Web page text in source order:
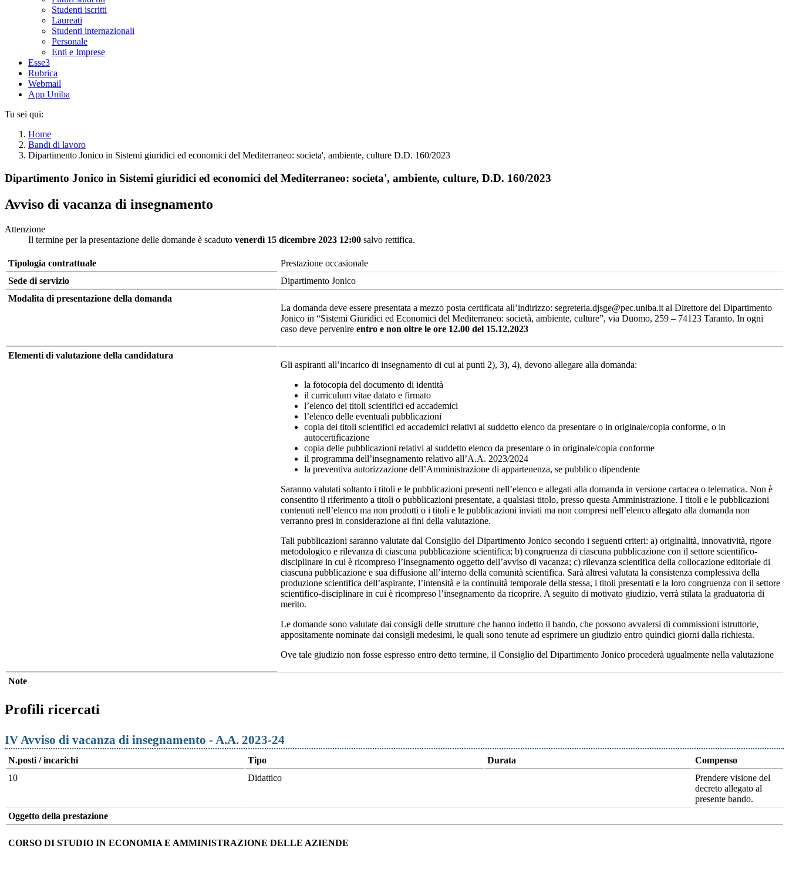
Studenti iscritti
Laureati
Studenti internazionali
Personale
Enti e Imprese
Esse3
Rubrica
Webmail
App Uniba
Tu sei qui:
Home
Bandi di lavoro
Dipartimento Jonico in Sistemi giuridici ed economici del Mediterraneo: societa', ambiente, culture D.D. 160/2023
Dipartimento Jonico in Sistemi giuridici ed economici del Mediterraneo: societa', ambiente, culture, D.D. 160/2023
Avviso di vacanza di insegnamento
Attenzione
Il termine per la presentazione delle domande è scaduto venerdì 15 dicembre 2023 12:00 salvo rettifica.
Tipologia contrattuale
Prestazione occasionale
Sede di servizio
Dipartimento Jonico
Modalita di presentazione della domanda
La domanda deve essere presentata a mezzo posta certificata all’indirizzo: segreteria.djsge@pec.uniba.it al Direttore del Dipartimento
Jonico in “Sistemi Giuridici ed Economici del Mediterraneo: società, ambiente, culture”, via Duomo, 259 – 74123 Taranto. In ogni
caso deve pervenire entro e non oltre le ore 12.00 del 15.12.2023
Elementi di valutazione della candidatura
Gli aspiranti all’incarico di insegnamento di cui ai punti 2), 3), 4), devono allegare alla domanda:
la fotocopia del documento di identità
il curriculum vitae datato e firmato
l’elenco dei titoli scientifici ed accademici
l’elenco delle eventuali pubblicazioni
copia dei titoli scientifici ed accademici relativi al suddetto elenco da presentare o in originale/copia conforme, o in
autocertificazione
copia delle pubblicazioni relativi al suddetto elenco da presentare o in originale/copia conforme
il programma dell’insegnamento relativo all’A.A. 2023/2024
la preventiva autorizzazione dell’Amministrazione di appartenenza, se pubblico dipendente
Saranno valutati soltanto i titoli e le pubblicazioni presenti nell’elenco e allegati alla domanda in versione cartacea o telematica. Non è
consentito il riferimento a titoli o pubblicazioni presentate, a qualsiasi titolo, presso questa Amministrazione. I titoli e le pubblicazioni
contenuti nell’elenco ma non prodotti o i titoli e le pubblicazioni inviati ma non compresi nell’elenco allegato alla domanda non
verranno presi in considerazione ai fini della valutazione.
Tali pubblicazioni saranno valutate dal Consiglio del Dipartimento Jonico secondo i seguenti criteri: a) originalità, innovatività, rigore
metodologico e rilevanza di ciascuna pubblicazione scientifica; b) congruenza di ciascuna pubblicazione con il settore scientifico-
disciplinare in cui è ricompreso l’insegnamento oggetto dell’avviso di vacanza; c) rilevanza scientifica della collocazione editoriale di
ciascuna pubblicazione e sua diffusione all’interno della comunità scientifica. Sarà altresì valutata la consistenza complessiva della
produzione scientifica dell’aspirante, l’intensità e la continuità temporale della stessa, i titoli presentati e la loro congruenza con il settore
scientifico-disciplinare in cui è ricompreso l’insegnamento da ricoprire. A seguito di motivato giudizio, verrà stilata la graduatoria di
merito.
Le domande sono valutate dai consigli delle strutture che hanno indetto il bando, che possono avvalersi di commissioni istruttorie,
appositamente nominate dai consigli medesimi, le quali sono tenute ad esprimere un giudizio entro quindici giorni dalla richiesta.
Ove tale giudizio non fosse espresso entro detto termine, il Consiglio del Dipartimento Jonico procederà ugualmente nella valutazione
Note
Profili ricercati
IV Avviso di vacanza di insegnamento - A.A. 2023-24
N.posti / incarichi Tipo Durata
Compenso
10
Didattico
Prendere visione del
decreto allegato al
presente bando.
Oggetto della prestazione
CORSO DI STUDIO IN ECONOMIA E AMMINISTRAZIONE DELLE AZIENDE